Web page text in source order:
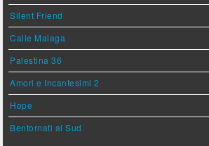
Silent Friend
Calle Malaga
Palestina 36
Amori e Incantesimi 2
Hope
Bentornati al Sud